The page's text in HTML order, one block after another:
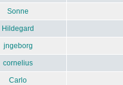
Sonne
Hildegard
jngeborg
cornelius
Carlo